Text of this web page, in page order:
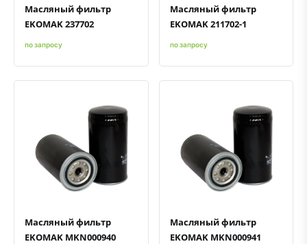
Масляный фильтр
EKOMAK 237702
по запросу
Масляный фильтр
EKOMAK 211702-1
по запросу
Быстрый просмотрДобавить к сравнению
Добавить в избранное
Масляный фильтр
EKOMAK MKN000940
Быстрый просмотрДобавить к сравнению
Добавить в избранное
Масляный фильтр
EKOMAK MKN000941